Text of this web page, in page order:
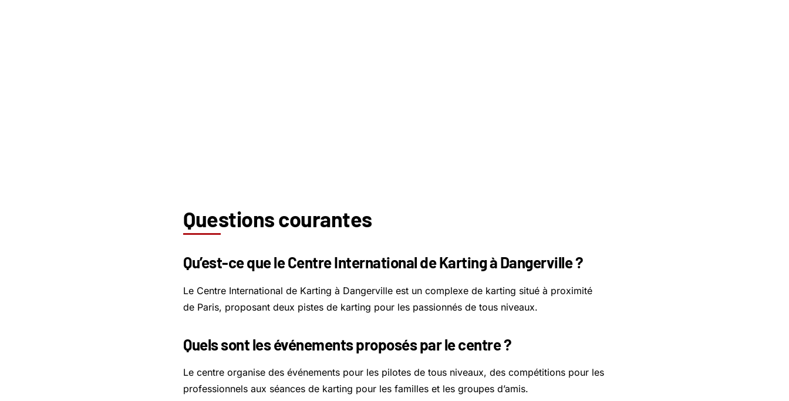
Questions courantes
Qu’est-ce que le Centre International de Karting à Dangerville ?
Le Centre International de Karting à Dangerville est un complexe de karting situé à proximité
de Paris, proposant deux pistes de karting pour les passionnés de tous niveaux.
Quels sont les événements proposés par le centre ?
Le centre organise des événements pour les pilotes de tous niveaux, des compétitions pour les
professionnels aux séances de karting pour les familles et les groupes d’amis.